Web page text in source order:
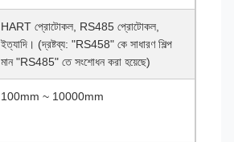
HART প্রোটোকল, RS485 প্রোটোকল,
ইত্যাদি। (দ্রষ্টব্য: "RS458" কে সাধারণ শিল্প
মান "RS485" তে সংশোধন করা হয়েছে)
100mm ~ 10000mm